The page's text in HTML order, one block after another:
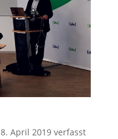
8. April 2019verfasst